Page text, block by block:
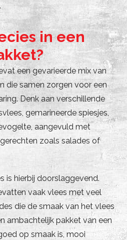
in een
een gevarieerde mix van
die samen zorgen voor een
Denk aan verschillende
gemarineerde spiesjes,
aangevuld met
zoals salades of
is hierbij doorslaggevend.
vaak vlees met veel
die de smaak van het vlees
ambachtelijk pakket van een
op smaak is, mooi